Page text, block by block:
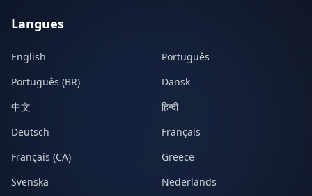
Langues
English
Português
Português (BR)
Dansk
中文
हिन्दी
Deutsch
Français
Français (CA)
Greece
Svenska
Nederlands